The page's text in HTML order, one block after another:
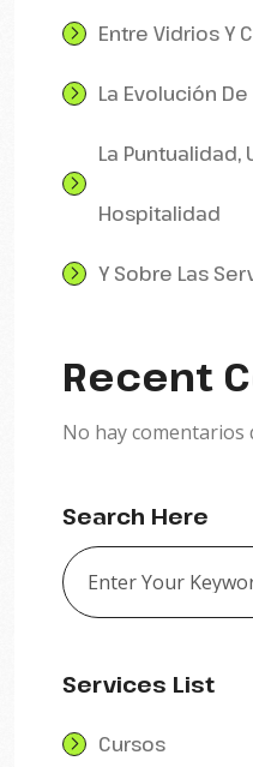
Entre Vidrios Y
La Evolución
La Puntualidad,
Hospitalidad
Y Sobre Las
Recent
No hay comentarios
Search Here
Services List
Cursos